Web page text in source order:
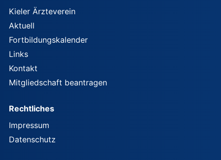
Kieler Ärzteverein
Aktuell
Fortbildungskalender
Links
Kontakt
Mitgliedschaft beantragen
Rechtliches
Impressum
Datenschutz